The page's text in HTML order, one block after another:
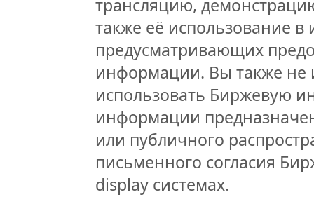
трансляцию,
также её использование
предусматривающих
информации. Вы также не
использовать Биржевую
информации
или публичного
письменного согласия
display системах.